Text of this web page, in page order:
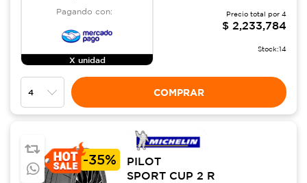
Pagando con:
X unidad
Precio total por 4
$ 2,233,784
Stock:14
COMPRAR
-35%
PILOT
SPORT CUP 2 R